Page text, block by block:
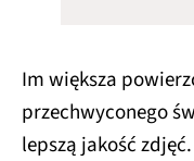
Im większa
przechwyconego
lepszą jakość